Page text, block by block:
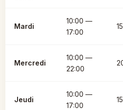
Mardi
10:00 —
17:00
Mercredi
10:00 —
22:00
Jeudi
10:00 —
17:00